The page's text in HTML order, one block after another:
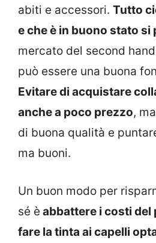
abiti e accessori. Tutto
e che è in buono stato si
mercato del second
può essere una buona
Evitare di acquistare
anche a poco prezzo,
di buona qualità e
ma buoni.
Un buon modo per
sé è abbattere i costi
fare la tinta ai capelli